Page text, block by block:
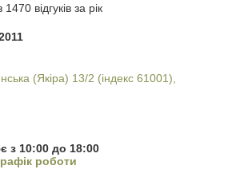
відгуків за рік
(Якіра) 13/2 (індекс 61001),
з 10:00 до 18:00
роботи